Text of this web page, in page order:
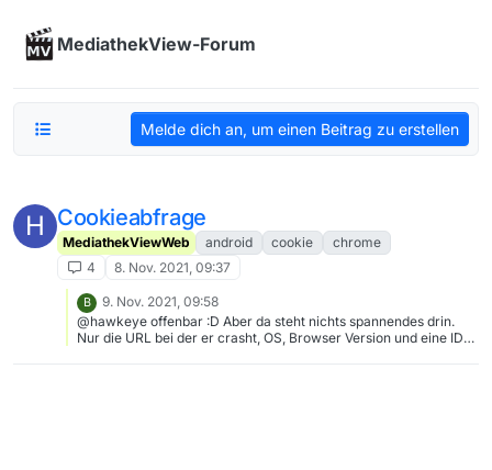
MediathekView-Forum
Melde dich an, um einen Beitrag zu erstellen
H Cookieabfrage
MediathekViewWeb android cookie
chrome
4
8. Nov. 2021, 09:37
B
9. Nov. 2021, 09:58
@hawkeye offenbar :D Aber da steht nichts spannendes drin.
Nur die URL bei der er crasht, OS, Browser Version und eine ID